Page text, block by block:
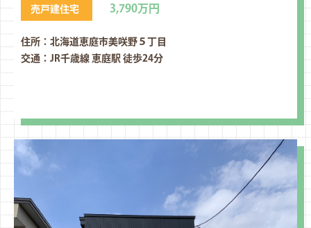
売戸建住宅 3,790万円
住所：北海道恵庭市美咲野５丁⽬
交通：JR千歳線 恵庭駅 徒歩24分